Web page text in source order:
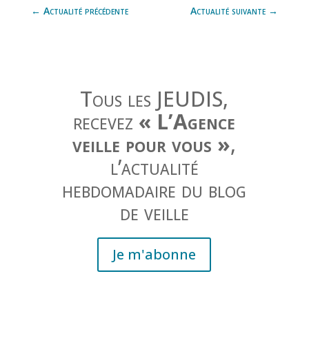
← Actualité précédente Actualité suivante →
Tous les JEUDIS,
recevez « L’Agence
veille pour vous »,
l’actualité
hebdomadaire du blog
de veille
Je m'abonne